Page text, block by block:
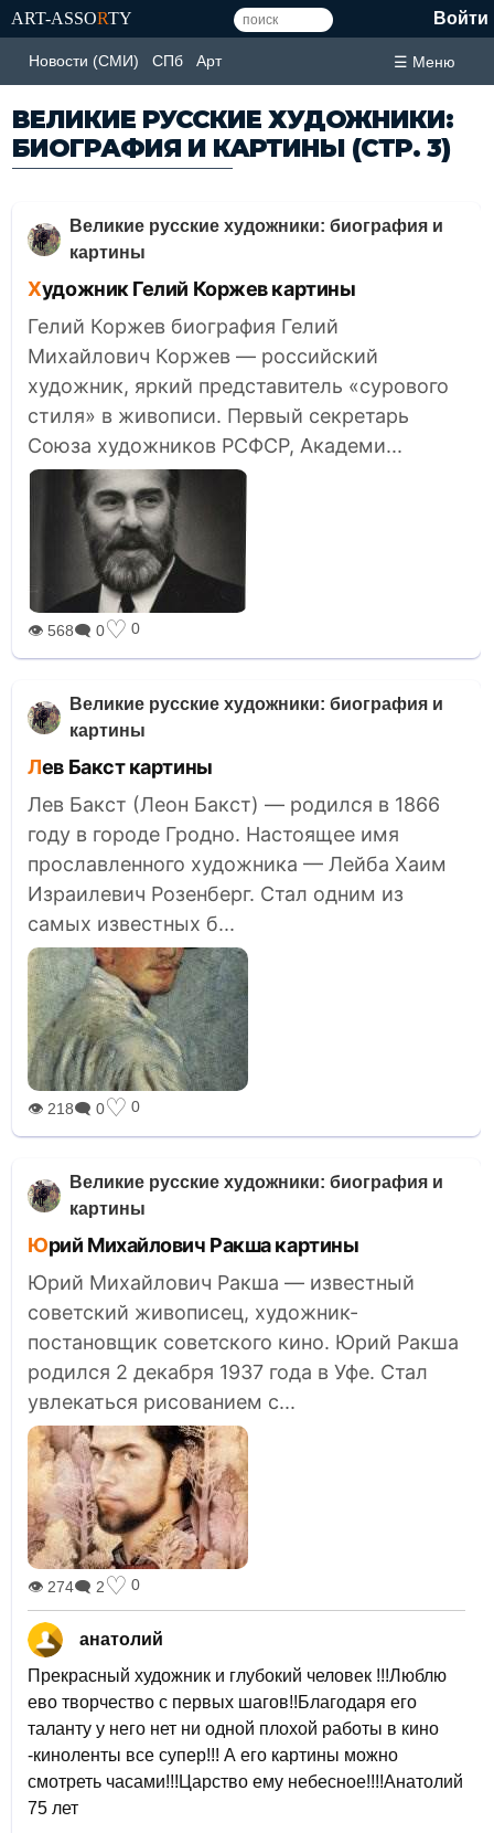
ART-ASSORTY Войти
Новости (СМИ) СПб Арт ☰ Меню
ВЕЛИКИЕ РУССКИЕ ХУДОЖНИКИ:
БИОГРАФИЯ И КАРТИНЫ (СТР. 3)
Великие русские художники: биография и
картины
Художник Гелий Коржев картины
Гелий Коржев биография Гелий
Михайлович Коржев — российский
художник, яркий представитель «сурового
стиля» в живописи. Первый секретарь
Союза художников РСФСР, Академи...
👁 568🗨 0♡ 0
Великие русские художники: биография и
картины
Лев Бакст картины
Лев Бакст (Леон Бакст) — родился в 1866
году в городе Гродно. Настоящее имя
прославленного художника — Лейба Хаим
Израилевич Розенберг. Стал одним из
самых известных б...
👁 218🗨 0♡ 0
Великие русские художники: биография и
картины
Юрий Михайлович Ракша картины
Юрий Михайлович Ракша — известный
советский живописец, художник-
постановщик советского кино. Юрий Ракша
родился 2 декабря 1937 года в Уфе. Стал
увлекаться рисованием с...
👁 274🗨 2♡ 0
анатолий
Прекрасный художник и глубокий человек !!!Люблю
ево творчество с первых шагов!!Благодаря его
таланту у него нет ни одной плохой работы в кино
-киноленты все супер!!! А его картины можно
смотреть часами!!!Царство ему небесное!!!!Анатолий
75 лет